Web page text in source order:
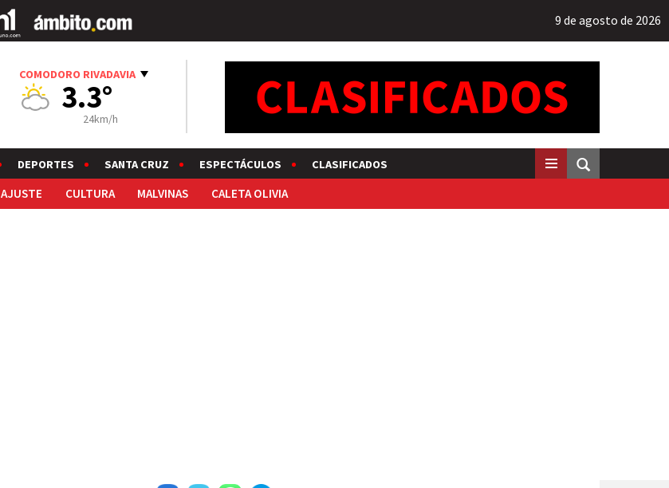
9 de agosto de 2026
COMODORO RIVADAVIA
3.3°
24km/h
DEPORTES SANTA CRUZ ESPECTÁCULOS CLASIFICADOS
AJUSTE CULTURA MALVINAS CALETA OLIVIA